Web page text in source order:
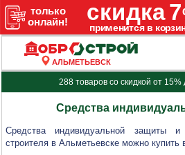
АЛЬМЕТЬЕВСК
288 товаров со скидкой от 15%
Средства
Средства индивидуальной защиты
строителя в Альметьевске можно купить